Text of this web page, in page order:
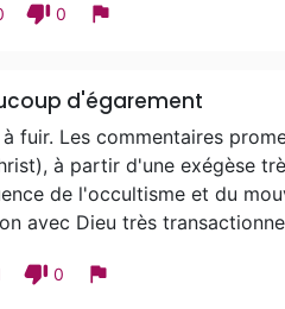
thumb_down 0 flag
d'égarement
à fuir. Les commentaires
à partir d'une exégèse
de l'occultisme et du
avec Dieu très
thumb_down 0 flag